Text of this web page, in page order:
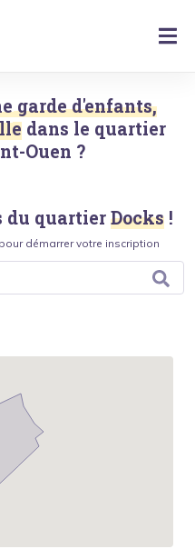
garde d'enfants,
dans le quartier
Ouen ?
du quartier Docks !
démarrer votre inscription